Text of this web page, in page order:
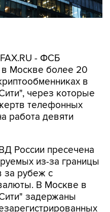
- ФСБ
Москве более 20
в
через которые
телефонных
работа девяти
России пресечена
из-за границы
за рубеж с
В Москве в
задержаны